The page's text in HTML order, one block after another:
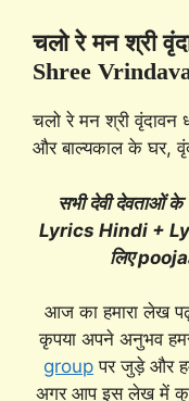
चलो रे मन श्री
Shree
चलो रे मन श्री वृंदावन
और बाल्यकाल के घर,
सभी देवी देवताओं
Lyrics Hindi +
लिए
आज का हमारा लेख
कृपया अपने अनुभव
group पर जुड़े और
अगर आप इस लेख में